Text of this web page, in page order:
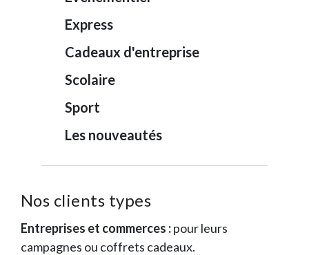
Express
Cadeaux d'entreprise
Scolaire
Sport
Les nouveautés
Nos clients types
Entreprises et commerces :pour leurs
campagnes ou coffrets cadeaux.